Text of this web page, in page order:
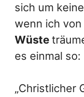
sich um
wenn ich von
Wüste
es einmal so:
„Christlicher